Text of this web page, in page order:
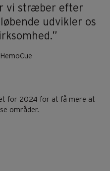
vi stræber efter
udvikler os
for 2024 for at få mere at
områder.